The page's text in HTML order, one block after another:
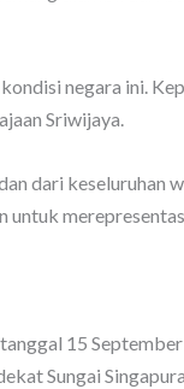
negara ini.
Sriwijaya.
dari keseluruhan
15
Sungai